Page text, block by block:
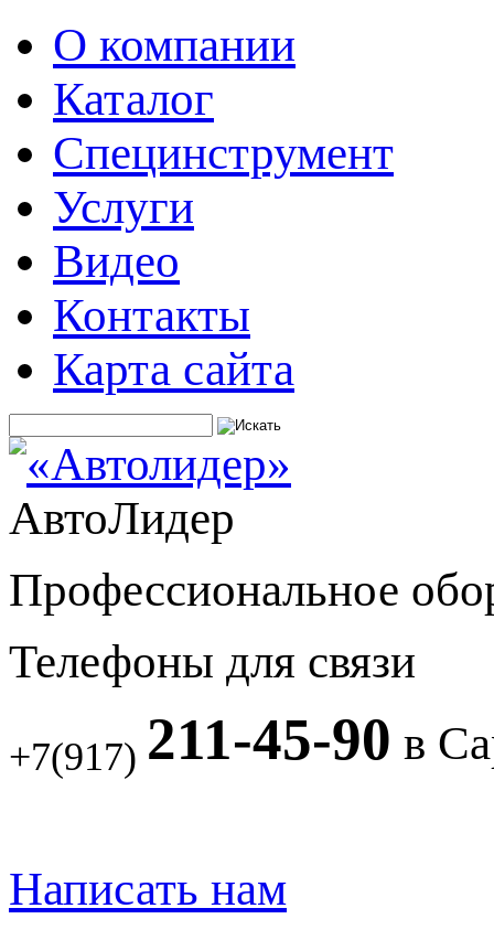
О компании
Каталог
Специнструмент
Услуги
Видео
Контакты
Карта сайта
АвтоЛидер
Профессиональное
Телефоны для связи
+7(917) 211-45-90 в
Написать нам